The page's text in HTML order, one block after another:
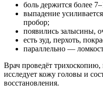
боль держится более
выпадение
пробор;
появились залысины,
есть зуд, перхоть,
параллельно —
Врач проведёт трихоскопию,
исследует кожу головы и
восстановления.